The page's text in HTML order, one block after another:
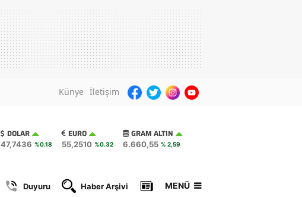
Künye İletişim
DOLAR
47,7436 %0.18
EURO
55,2510 %0.32
GRAM ALTIN
6.660,55 % 2,59
Duyuru Haber Arşivi Gazete Manşetleri
MENÜ